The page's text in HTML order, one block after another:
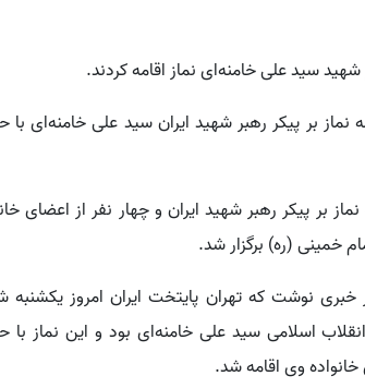
سید علی خامنه‌ای نماز اقامه کردند.
بر پیکر رهبر شهید ایران سید علی خامنه‌ای با
بر پیکر رهبر شهید ایران و چهار نفر از اعضای
خمینی (ره) برگزار شد.
خبری نوشت که تهران پایتخت ایران امروز یکشنبه
اسلامی سید علی خامنه‌ای بود و این نماز با
وی اقامه شد.